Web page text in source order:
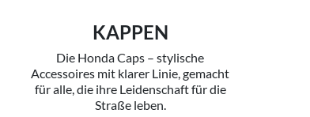
KAPPEN
Die Honda Caps – stylische
Accessoires mit klarer Linie, gemacht
für alle, die ihre Leidenschaft für die
Straße leben.